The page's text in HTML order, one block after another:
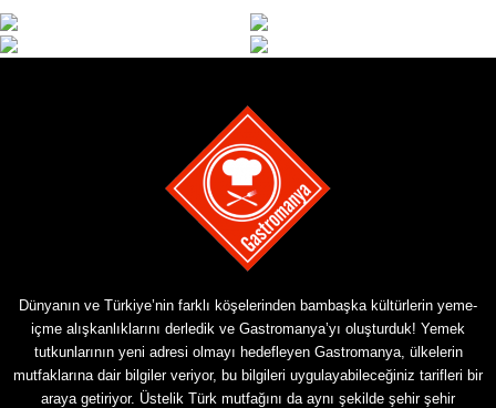
Dünyanın ve Türkiye’nin farklı köşelerinden bambaşka kültürlerin yeme-
içme alışkanlıklarını derledik ve Gastromanya’yı oluşturduk! Yemek
tutkunlarının yeni adresi olmayı hedefleyen Gastromanya, ülkelerin
mutfaklarına dair bilgiler veriyor, bu bilgileri uygulayabileceğiniz tarifleri bir
araya getiriyor. Üstelik Türk mutfağını da aynı şekilde şehir şehir